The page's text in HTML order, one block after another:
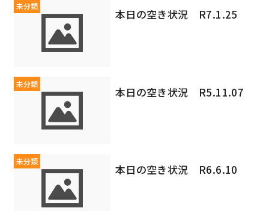
未分類
本日の空き状況 R7.1.25
未分類
本日の空き状況 R5.11.07
未分類
本日の空き状況 R6.6.10